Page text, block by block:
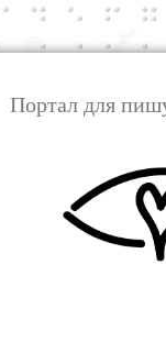
Портал для